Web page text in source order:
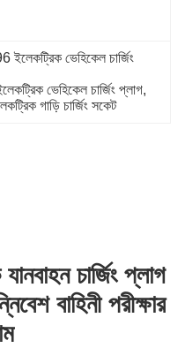
ভেহিকেল চার্জিং
ভেহিকেল চার্জিং প্লাগ,
গাড়ি চার্জিং সকেট
চার্জিং প্লাগ
বাহিনী পরীক্ষার